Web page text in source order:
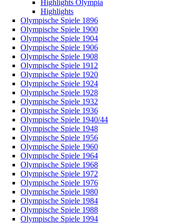
Highlights Olympia
Highlights
Olympische Spiele 1896
Olympische Spiele 1900
Olympische Spiele 1904
Olympische Spiele 1906
Olympische Spiele 1908
Olympische Spiele 1912
Olympische Spiele 1920
Olympische Spiele 1924
Olympische Spiele 1928
Olympische Spiele 1932
Olympische Spiele 1936
Olympische Spiele 1940/44
Olympische Spiele 1948
Olympische Spiele 1956
Olympische Spiele 1960
Olympische Spiele 1964
Olympische Spiele 1968
Olympische Spiele 1972
Olympische Spiele 1976
Olympische Spiele 1980
Olympische Spiele 1984
Olympische Spiele 1988
Olympische Spiele 1994